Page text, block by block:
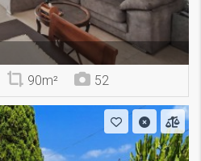
90m² 52